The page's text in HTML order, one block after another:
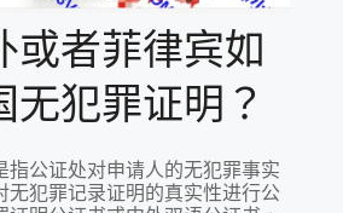
或者菲律宾如
无犯罪证明？
指公证处对申请人的无犯罪事实
无犯罪记录证明的真实性进行公